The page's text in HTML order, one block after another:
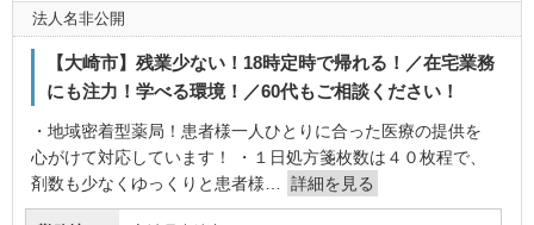
法人名非公開
【大崎市】残業少ない！18時定時で帰れる！／在宅業務
にも注力！学べる環境！／60代もご相談ください！
・地域密着型薬局！患者様一人ひとりに合った医療の提供を
心がけて対応しています！ ・１日処方箋枚数は４０枚程で、
剤数も少なくゆっくりと患者様…
詳細を見る